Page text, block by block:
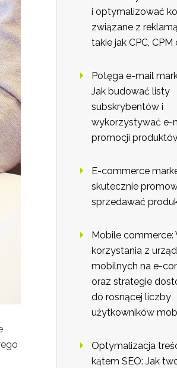
i optymalizować
związane z
takie jak CPC, CPM
Potęga e-mail
Jak budować listy
subskrybentów i
wykorzystywać e-
promocji
E-commerce
skutecznie
sprzedawać
Mobile commerce:
korzystania z
mobilnych na e-
oraz strategie
do rosnącej liczby
użytkowników
Optymalizacja
kątem SEO: Jak